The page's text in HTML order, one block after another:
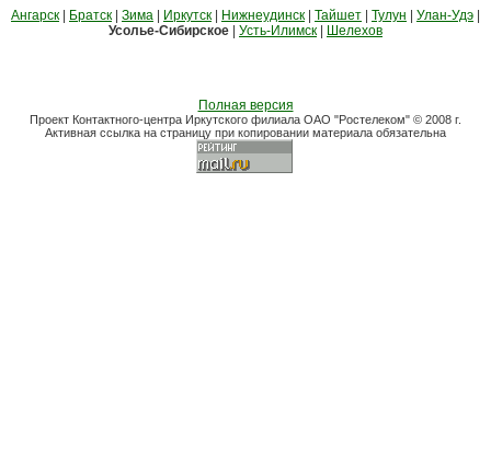
Ангарск Братск Зима Иркутск Нижнеудинск Тайшет Тулун Улан-Удэ
Усолье-Сибирское
Усть-Илимск Шелехов
Полная версия
Проект Контактного-центра Иркутского филиала ОАО "Ростелеком" © 2008 г.
Активная ссылка на страницу при копировании материала обязательна